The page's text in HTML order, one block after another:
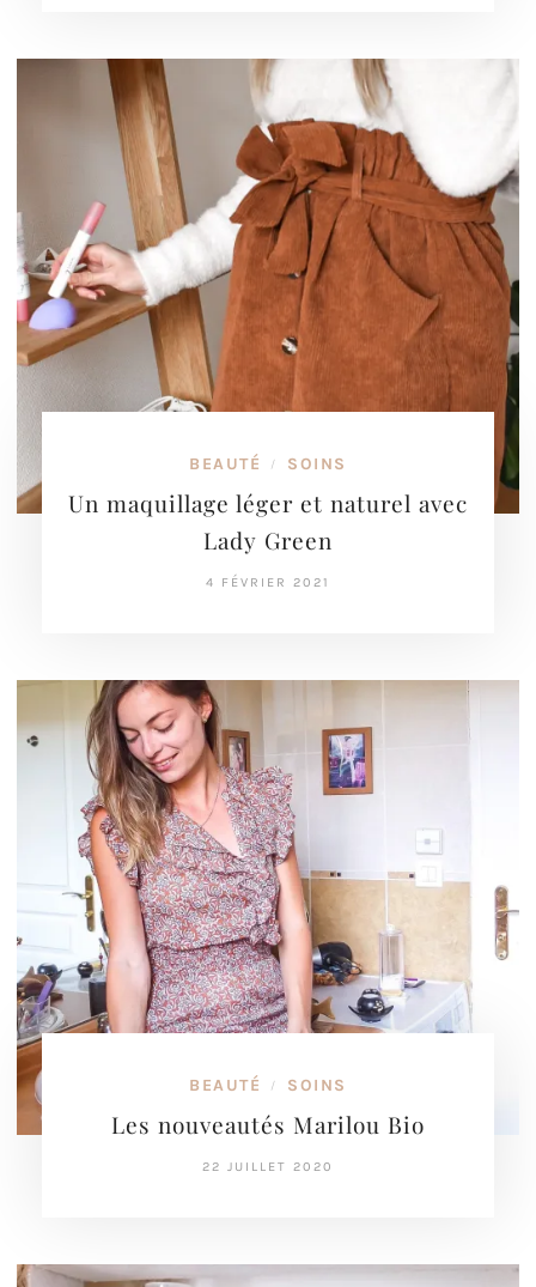
BEAUTÉ / SOINS
Un maquillage léger et naturel avec
Lady Green
4 FÉVRIER 2021
BEAUTÉ / SOINS
Les nouveautés Marilou Bio
22 JUILLET 2020